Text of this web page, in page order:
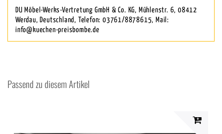
DU Möbel-Werks-Vertretung GmbH & Co. KG, Mühlenstr. 6, 08412
Werdau, Deutschland, Telefon: 03761/8878615, Mail:
info@kuechen-preisbombe.de
Passend zu diesem Artikel